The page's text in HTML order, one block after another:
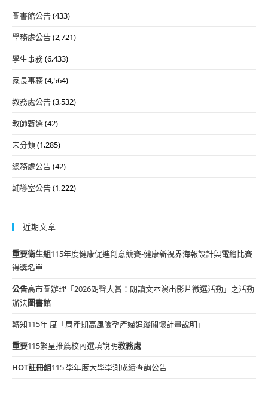
圖書館公告(433)
學務處公告(2,721)
學生事務(6,433)
家長事務(4,564)
教務處公告(3,532)
教師甄選(42)
未分類(1,285)
總務處公告(42)
輔導室公告(1,222)
近期文章
重要衛生組115年度健康促進創意競賽-健康新視界海報設計與電繪比賽
得獎名單
公告高市圖辦理「2026朗聲大賞：朗讀文本演出影片徵選活動」之活動
辦法圖書館
轉知115年 度「周產期高風險孕產婦追蹤關懷計畫說明」
重要115繁星推薦校內選填說明教務處
HOT註冊組115 學年度大學學測成績查詢公告